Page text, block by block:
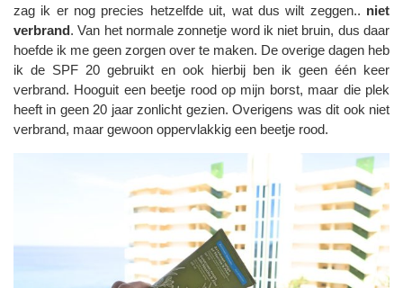
zag ik er nog precies hetzelfde uit, wat dus wilt zeggen.. niet
verbrand. Van het normale zonnetje word ik niet bruin, dus daar
hoefde ik me geen zorgen over te maken. De overige dagen heb
ik de SPF 20 gebruikt en ook hierbij ben ik geen één keer
verbrand. Hooguit een beetje rood op mijn borst, maar die plek
heeft in geen 20 jaar zonlicht gezien. Overigens was dit ook niet
verbrand, maar gewoon oppervlakkig een beetje rood.